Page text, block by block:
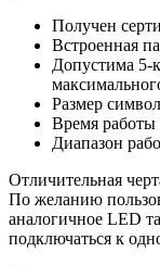
Получен
Встроенная
Допустима 5-
Размер
Время работы
Диапазон
Отличительная
По желанию
аналогичное LED
подключаться к